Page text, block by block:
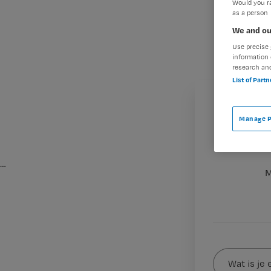
Wat
is
…
Would you
as a person
We and
Use
information
research
List of
Manage